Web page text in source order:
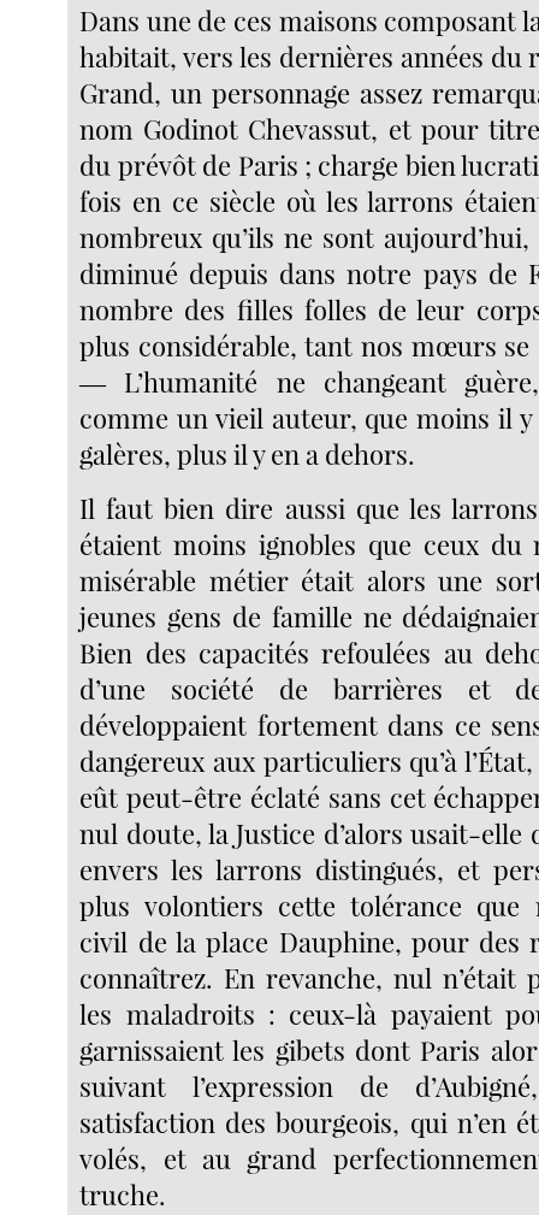
Dans une de ces maisons composant
habitait, vers les dernières années du
Grand, un personnage assez
nom Godinot Chevassut, et pour
du prévôt de Paris ; charge bien
fois en ce siècle où les larrons
nombreux qu’ils ne sont
diminué depuis dans notre pays de
nombre des filles folles de leur
plus considérable, tant nos mœurs se
― L’humanité ne changeant
comme un vieil auteur, que moins il
galères, plus il y en a dehors.
Il faut bien dire aussi que les
étaient moins ignobles que ceux
misérable métier était alors une
jeunes gens de famille ne
Bien des capacités refoulées au
d’une société de barrières et
développaient fortement dans ce
dangereux aux particuliers qu’à
eût peut-être éclaté sans cet
nul doute, la Justice d’alors usait-elle
envers les larrons distingués, et
plus volontiers cette tolérance que
civil de la place Dauphine, pour des
connaîtrez. En revanche, nul n’était
les maladroits : ceux-là payaient
garnissaient les gibets dont Paris
suivant l’expression de
satisfaction des bourgeois, qui n’en
volés, et au grand
truche.